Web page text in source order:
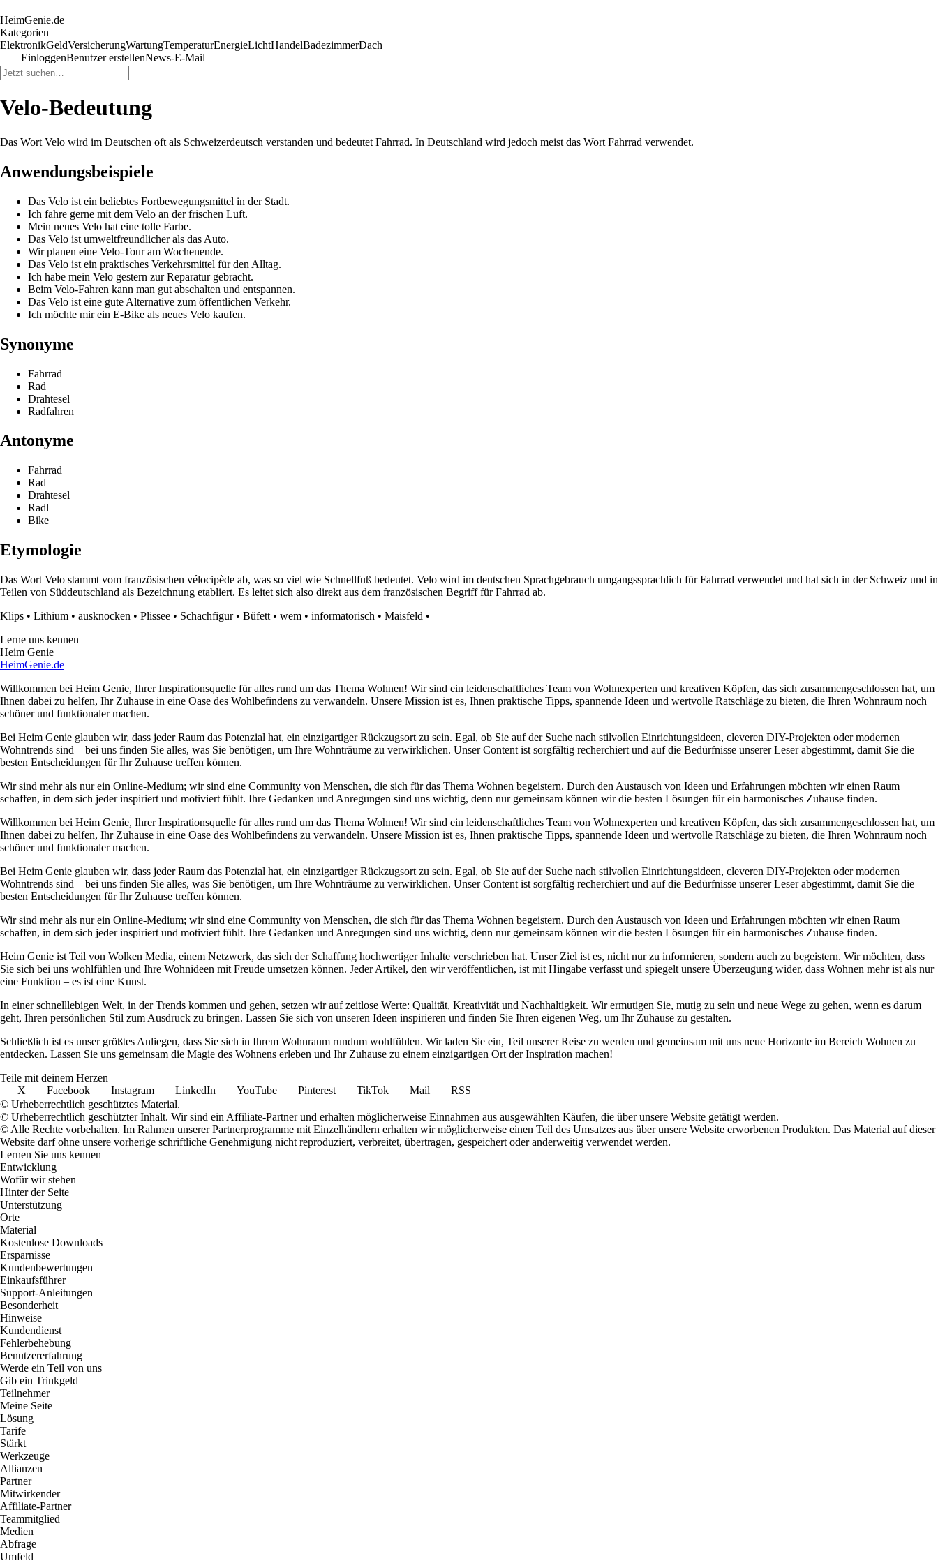
HeimGenie.de
Kategorien
ElektronikGeldVersicherungWartungTemperaturEnergieLichtHandelBadezimmerDach
EinloggenBenutzer erstellenNews-E-Mail
Velo-Bedeutung
Das Wort Velo wird im Deutschen oft als Schweizerdeutsch verstanden und bedeutet Fahrrad. In Deutschland wird jedoch meist das Wort Fahrrad verwendet.
Anwendungsbeispiele
Das Velo ist ein beliebtes Fortbewegungsmittel in der Stadt.
Ich fahre gerne mit dem Velo an der frischen Luft.
Mein neues Velo hat eine tolle Farbe.
Das Velo ist umweltfreundlicher als das Auto.
Wir planen eine Velo-Tour am Wochenende.
Das Velo ist ein praktisches Verkehrsmittel für den Alltag.
Ich habe mein Velo gestern zur Reparatur gebracht.
Beim Velo-Fahren kann man gut abschalten und entspannen.
Das Velo ist eine gute Alternative zum öffentlichen Verkehr.
Ich möchte mir ein E-Bike als neues Velo kaufen.
Synonyme
Fahrrad
Rad
Drahtesel
Radfahren
Antonyme
Fahrrad
Rad
Drahtesel
Radl
Bike
Etymologie
Das Wort Velo stammt vom französischen vélocipède ab, was so viel wie Schnellfuß bedeutet. Velo wird im deutschen Sprachgebrauch umgangssprachlich für Fahrrad verwendet und hat sich in der Schweiz und in
Teilen von Süddeutschland als Bezeichnung etabliert. Es leitet sich also direkt aus dem französischen Begriff für Fahrrad ab.
Klips • Lithium • ausknocken • Plissee • Schachfigur• Büfett • wem • informatorisch • Maisfeld •
Lerne uns kennen
Heim Genie
HeimGenie.de
Willkommen bei Heim Genie, Ihrer Inspirationsquelle für alles rund um das Thema Wohnen! Wir sind ein leidenschaftliches Team von Wohnexperten und kreativen Köpfen, das sich zusammengeschlossen hat, um
Ihnen dabei zu helfen, Ihr Zuhause in eine Oase des Wohlbefindens zu verwandeln. Unsere Mission ist es, Ihnen praktische Tipps, spannende Ideen und wertvolle Ratschläge zu bieten, die Ihren Wohnraum noch
schöner und funktionaler machen.
Bei Heim Genie glauben wir, dass jeder Raum das Potenzial hat, ein einzigartiger Rückzugsort zu sein. Egal, ob Sie auf der Suche nach stilvollen Einrichtungsideen, cleveren DIY-Projekten oder modernen
Wohntrends sind – bei uns finden Sie alles, was Sie benötigen, um Ihre Wohnträume zu verwirklichen. Unser Content ist sorgfältig recherchiert und auf die Bedürfnisse unserer Leser abgestimmt, damit Sie die
besten Entscheidungen für Ihr Zuhause treffen können.
Wir sind mehr als nur ein Online-Medium; wir sind eine Community von Menschen, die sich für das Thema Wohnen begeistern. Durch den Austausch von Ideen und Erfahrungen möchten wir einen Raum
schaffen, in dem sich jeder inspiriert und motiviert fühlt. Ihre Gedanken und Anregungen sind uns wichtig, denn nur gemeinsam können wir die besten Lösungen für ein harmonisches Zuhause finden.
Willkommen bei Heim Genie, Ihrer Inspirationsquelle für alles rund um das Thema Wohnen! Wir sind ein leidenschaftliches Team von Wohnexperten und kreativen Köpfen, das sich zusammengeschlossen hat, um
Ihnen dabei zu helfen, Ihr Zuhause in eine Oase des Wohlbefindens zu verwandeln. Unsere Mission ist es, Ihnen praktische Tipps, spannende Ideen und wertvolle Ratschläge zu bieten, die Ihren Wohnraum noch
schöner und funktionaler machen.
Bei Heim Genie glauben wir, dass jeder Raum das Potenzial hat, ein einzigartiger Rückzugsort zu sein. Egal, ob Sie auf der Suche nach stilvollen Einrichtungsideen, cleveren DIY-Projekten oder modernen
Wohntrends sind – bei uns finden Sie alles, was Sie benötigen, um Ihre Wohnträume zu verwirklichen. Unser Content ist sorgfältig recherchiert und auf die Bedürfnisse unserer Leser abgestimmt, damit Sie die
besten Entscheidungen für Ihr Zuhause treffen können.
Wir sind mehr als nur ein Online-Medium; wir sind eine Community von Menschen, die sich für das Thema Wohnen begeistern. Durch den Austausch von Ideen und Erfahrungen möchten wir einen Raum
schaffen, in dem sich jeder inspiriert und motiviert fühlt. Ihre Gedanken und Anregungen sind uns wichtig, denn nur gemeinsam können wir die besten Lösungen für ein harmonisches Zuhause finden.
Heim Genie ist Teil von Wolken Media, einem Netzwerk, das sich der Schaffung hochwertiger Inhalte verschrieben hat. Unser Ziel ist es, nicht nur zu informieren, sondern auch zu begeistern. Wir möchten, dass
Sie sich bei uns wohlfühlen und Ihre Wohnideen mit Freude umsetzen können. Jeder Artikel, den wir veröffentlichen, ist mit Hingabe verfasst und spiegelt unsere Überzeugung wider, dass Wohnen mehr ist als nur
eine Funktion – es ist eine Kunst.
In einer schnelllebigen Welt, in der Trends kommen und gehen, setzen wir auf zeitlose Werte: Qualität, Kreativität und Nachhaltigkeit. Wir ermutigen Sie, mutig zu sein und neue Wege zu gehen, wenn es darum
geht, Ihren persönlichen Stil zum Ausdruck zu bringen. Lassen Sie sich von unseren Ideen inspirieren und finden Sie Ihren eigenen Weg, um Ihr Zuhause zu gestalten.
Schließlich ist es unser größtes Anliegen, dass Sie sich in Ihrem Wohnraum rundum wohlfühlen. Wir laden Sie ein, Teil unserer Reise zu werden und gemeinsam mit uns neue Horizonte im Bereich Wohnen zu
entdecken. Lassen Sie uns gemeinsam die Magie des Wohnens erleben und Ihr Zuhause zu einem einzigartigen Ort der Inspiration machen!
Teile mit deinem Herzen
X
Facebook Instagram LinkedIn YouTube Pinterest TikTok Mail
RSS
© Urheberrechtlich geschütztes Material.
© Urheberrechtlich geschützter Inhalt. Wir sind ein Affiliate-Partner und erhalten möglicherweise Einnahmen aus ausgewählten Käufen, die über unsere Website getätigt werden.
© Alle Rechte vorbehalten. Im Rahmen unserer Partnerprogramme mit Einzelhändlern erhalten wir möglicherweise einen Teil des Umsatzes aus über unsere Website erworbenen Produkten. Das Material auf dieser
Website darf ohne unsere vorherige schriftliche Genehmigung nicht reproduziert, verbreitet, übertragen, gespeichert oder anderweitig verwendet werden.
Lernen Sie uns kennen
Entwicklung
Wofür wir stehen
Hinter der Seite
Unterstützung
Orte
Material
Kostenlose Downloads
Ersparnisse
Kundenbewertungen
Einkaufsführer
Support-Anleitungen
Besonderheit
Hinweise
Kundendienst
Fehlerbehebung
Benutzererfahrung
Werde ein Teil von uns
Gib ein Trinkgeld
Teilnehmer
Meine Seite
Lösung
Tarife
Stärkt
Werkzeuge
Allianzen
Partner
Mitwirkender
Affiliate-Partner
Teammitglied
Medien
Abfrage
Umfeld